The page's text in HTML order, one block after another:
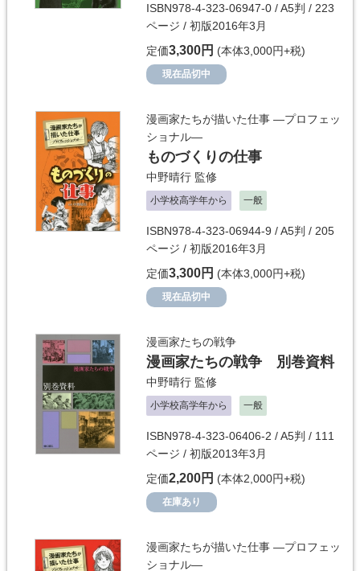
ISBN978-4-323-06947-0 / A5判 / 223
ページ / 初版2016年3月
定価3,300円 (本体3,000円+税)
現在品切中
漫画家たちが描いた仕事 ―プロフェッ
ショナル―
ものづくりの仕事
中野晴行 監修
小学校高学年から 一般
ISBN978-4-323-06944-9 / A5判 / 205
ページ / 初版2016年3月
定価3,300円 (本体3,000円+税)
現在品切中
漫画家たちの戦争
漫画家たちの戦争 別巻資料
中野晴行 監修
小学校高学年から 一般
ISBN978-4-323-06406-2 / A5判 / 111
ページ / 初版2013年3月
定価2,200円 (本体2,000円+税)
在庫あり
漫画家たちが描いた仕事 ―プロフェッ
ショナル―